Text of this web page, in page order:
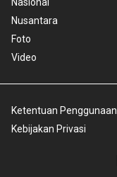
Nusantara
Foto
Video
Ketentuan Penggunaan
Kebijakan Privasi